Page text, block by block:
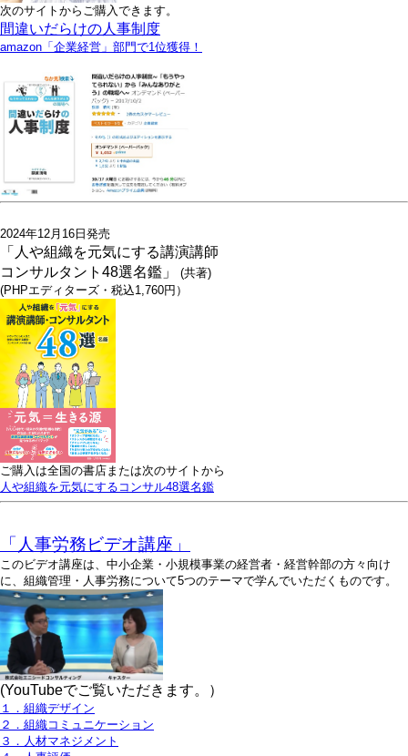
次のサイトからご購入できます。
間違いだらけの人事制度
amazon「企業経営」部門で1位獲得！
2024年12月16日発売
「人や組織を元気にする講演講師
コンサルタント48選名鑑」 (共著)
(PHPエディターズ・税込1,760円）
ご購入は全国の書店または次のサイトから
人や組織を元気にするコンサル48選名鑑
「人事労務ビデオ講座」
このビデオ講座は、中小企業・小規模事業の経営者・経営幹部の方々向け
に、組織管理・人事労務について5つのテーマで学んでいただくものです。
(YouTubeでご覧いただきます。）
１．組織デザイン
２．組織コミュニケーション
３．人材マネジメント